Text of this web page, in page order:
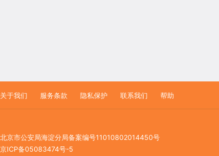
关于我们 服务条款 隐私保护 联系我们 帮助
北京市公安局海淀分局备案编号11010802014450号
京ICP备05083474号-5